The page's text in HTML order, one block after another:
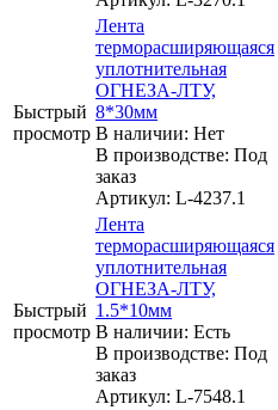
Быстрый
просмотр
Лента
терморасширяющаяся
уплотнительная
ОГНЕЗА-ЛТУ,
8*30мм
В наличии: Нет
В производстве: Под
заказ
Артикул: L-4237.1
Быстрый
просмотр
Лента
терморасширяющаяся
уплотнительная
ОГНЕЗА-ЛТУ,
1.5*10мм
В наличии: Eсть
В производстве: Под
заказ
Артикул: L-7548.1